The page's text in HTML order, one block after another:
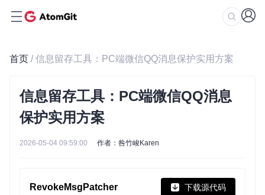
首页 / 信息留存工具：PC端微信QQ消息保护实用方案
信息留存工具：PC端微信QQ消息
保护实用方案
2026-05-04 09:59:00 作者：咎竹峻Karen
RevokeMsgPatcher 下载源代码